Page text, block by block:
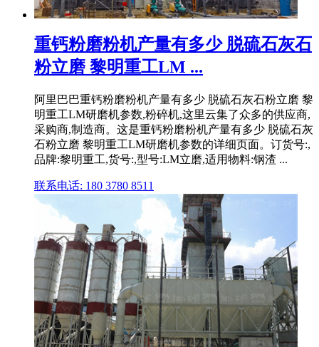
重钙粉磨粉机产量有多少 脱硫石灰石
粉立磨 黎明重工LM ...
阿里巴巴重钙粉磨粉机产量有多少 脱硫石灰石粉立磨 黎
明重工LM研磨机参数,粉碎机,这里云集了众多的供应商,
采购商,制造商。这是重钙粉磨粉机产量有多少 脱硫石灰
石粉立磨 黎明重工LM研磨机参数的详细页面。订货号:,
品牌:黎明重工,货号:,型号:LM立磨,适用物料:钢渣 ...
联系电话: 180 3780 8511